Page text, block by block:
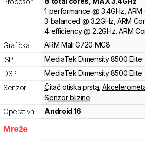
1 performance @ 3.4GHz,ARM
3 balanced @ 3.2GHz,ARM
4 efficiency @ 2.2GHz,ARM
Grafička
ARM Mali G720 MC8
ISP
MediaTek Dimensity 8500 Elite
DSP
MediaTek Dimensity 8500 Elite
Senzori
Čitač otiska prsta ,
Senzor blizine
Operativni
Android 16
Mreže